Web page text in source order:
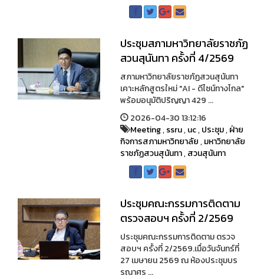
ประชุมสภามหาวิทยาลัยราชภัฏ
สวนสุนันทา ครั้งที่ 4/2569
สภามหาวิทยาลัยราชภัฏสวนสุนันทา
เคาะหลักสูตรใหม่ "AI - ดีไซน์ทางไกล"
พร้อมอนุมัติปริญญา 429 ...
2026-04-30 13:12:16
Meeting,ssru,uc,ประชุม,ฝ่าย
กิจการสภามหาวิทยาลัย,มหาวิทยาลัย
ราชภัฏสวนสุนันทา,สวนสุนันทา
ประชุมคณะกรรมการติดตาม
ตรวจสอบฯ ครั้งที่ 2/2569
ประชุมคณะกรรมการติดตาม ตรวจ
สอบฯ ครั้งที่ 2/2569.เมื่อวันจันทร์ที่
27 เมษายน 2569 ณ ห้องประชุมบร
รณาศร ...